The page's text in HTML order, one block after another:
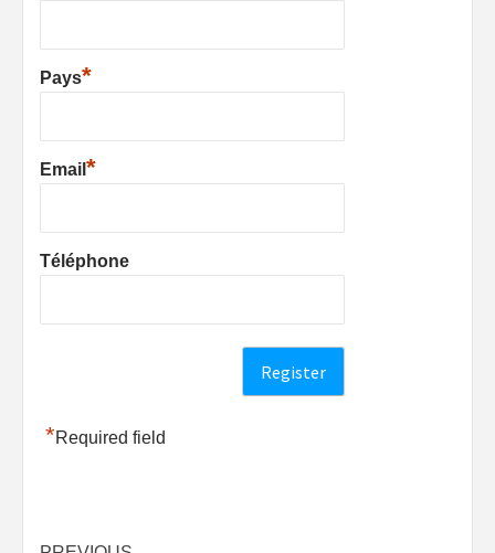
Pays*
Email *
Téléphone
*Required field